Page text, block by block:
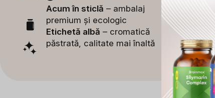
Acum în sticlă – ambalaj
premium și ecologic
Etichetă albă – cromatică
păstrată, calitate mai înaltă